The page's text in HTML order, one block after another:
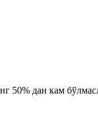
50% дан кам